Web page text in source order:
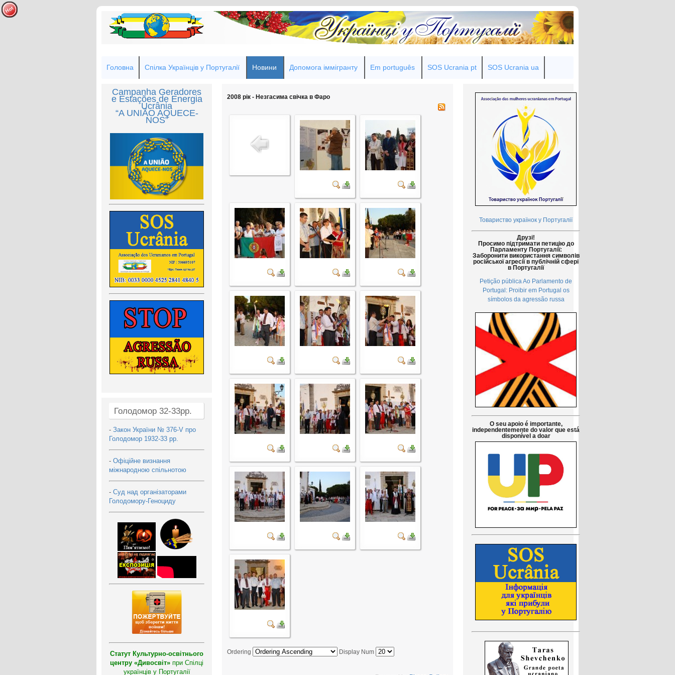
Головна Спілка Українців у Португалії Новини Допомога іммігранту Em português SOS Ucrania pt SOS Ucrania ua
Campanha Geradores
e Estações de Energia
Ucrânia
“A UNIÃO AQUECE-
NOS”
Голодомор 32-33рр.
- Закон України № 376-V про
Голодомор 1932-33 рр.
- Офіційне визнання
міжнародною спільнотою
- Суд над організаторами
Голодомору-Геноциду
Статут Культурно-освітнього
центру «Дивосвіт» при Спілці
українців у Португалії
2008 рік - Незгасима свічка в Фаро
Ordering Display Num
Товариство українок у Португалії
Друзі!
Просимо підтримати петицію до
Парламенту Португалії:
Заборонити використання символів
російської агресії в публічній сфері
в Португалії
Petição pública Ao Parlamento de
Portugal: Proibir em Portugal os
símbolos da agressão russa
O seu apoio é importante,
independentemente do valor que está
disponível a doar